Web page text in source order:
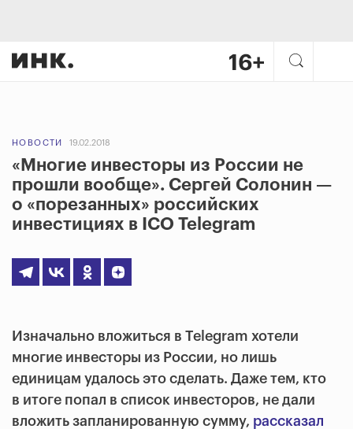
НОВОСТИ 19.02.2018
«Многие инвесторы из России не
прошли вообще». Сергей Солонин —
о «порезанных» российских
инвестициях в ICO Telegram
Изначально вложиться в Telegram хотели
многие инвесторы из России, но лишь
единицам удалось это сделать. Даже тем, кто
в итоге попал в список инвесторов, не дали
вложить запланированную сумму, рассказал